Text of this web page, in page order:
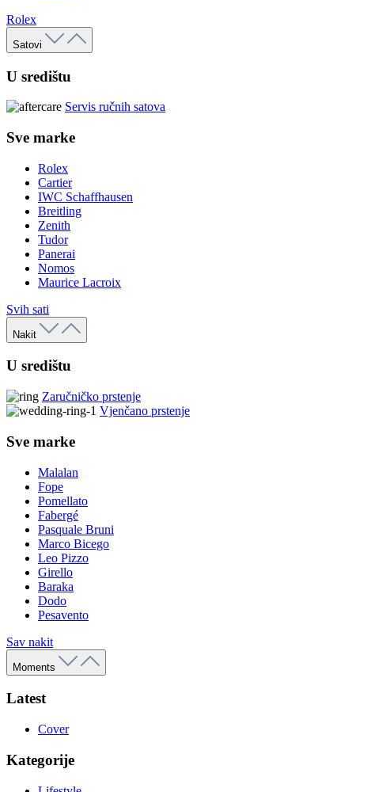
Rolex
Satovi
U središtu
Servis ručnih satova
Sve marke
Rolex
Cartier
IWC Schaffhausen
Breitling
Zenith
Tudor
Panerai
Nomos
Maurice Lacroix
Svih sati
Nakit
U središtu
Zaručničko prstenje
Vjenčano prstenje
Sve marke
Malalan
Fope
Pomellato
Fabergé
Pasquale Bruni
Marco Bicego
Leo Pizzo
Girello
Baraka
Dodo
Pesavento
Sav nakit
Moments
Latest
Cover
Kategorije